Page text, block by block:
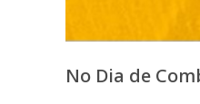
No Dia de